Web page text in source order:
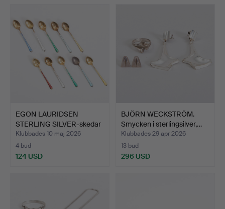
EGON LAURIDSEN
STERLING SILVER-skedar
(10).
Klubbades 10 maj 2026
4 bud
124 USD
BJÖRN WECKSTRÖM.
Smycken i sterlingsilver,…
Klubbades 29 apr 2026
13 bud
296 USD